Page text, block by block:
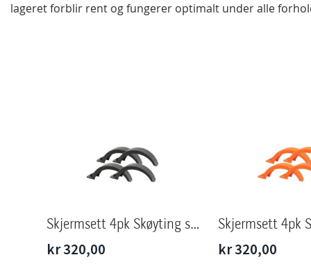
lageret forblir rent og fungerer optimalt under alle
Skjermsett 4pk Skøyting sort
kr 320,00 kr 320,00